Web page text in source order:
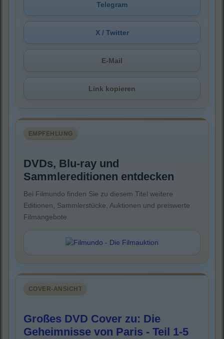
Telegram
X / Twitter
E-Mail
Link kopieren
EMPFEHLUNG
DVDs, Blu-ray und
Sammlereditionen entdecken
Bei Filmundo finden Sie zu diesem Titel weitere
Editionen, Sammlerstücke, Auktionen und preiswerte
Filmangebote.
COVER-ANSICHT
Großes DVD Cover zu: Die
Geheimnisse von Paris - Teil 1-5